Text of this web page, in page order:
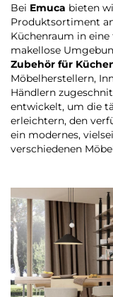
Bei Emuca bieten
Produktsortiment
Küchenraum in
makellose
Zubehör für
Möbelherstellern,
Händlern
entwickelt, um die
erleichtern, den
ein modernes,
verschiedenen